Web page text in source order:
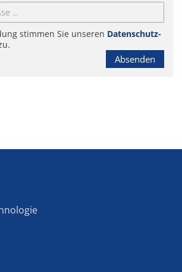
stimmen Sie unseren Datenschutz-
Absenden